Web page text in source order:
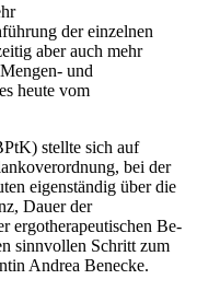
der einzelnen
aber auch mehr
und
heute vom
stellte sich auf
bei der
eigenständig über die
Dauer der
ergotherapeutischen Be­
sinnvollen Schritt zum
Andrea Benecke.